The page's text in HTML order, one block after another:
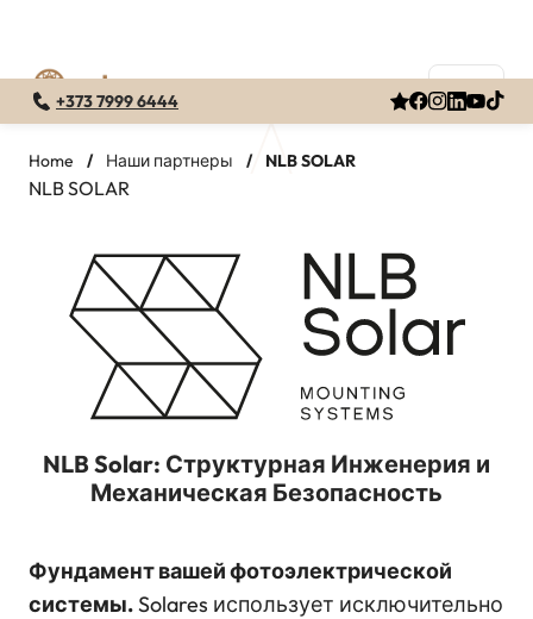
содержимому
+373 7999 6444
Home / Наши партнеры / NLB SOLAR
NLB SOLAR
NLB Solar: Структурная Инженерия и
Механическая Безопасность
Фундамент вашей фотоэлектрической
системы.Solares использует исключительно